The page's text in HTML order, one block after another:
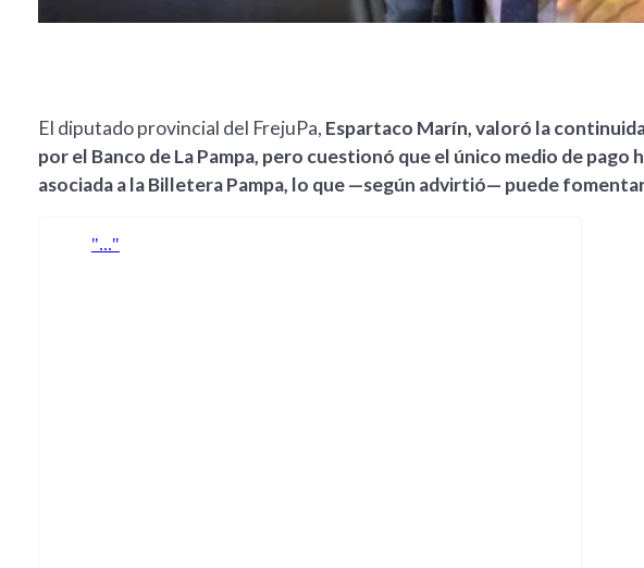
El diputado provincial del FrejuPa, Espartaco Marín, valoró la
por el Banco de La Pampa, pero cuestionó que el único medio de
asociada a la Billetera Pampa, lo que —según advirtió— puede